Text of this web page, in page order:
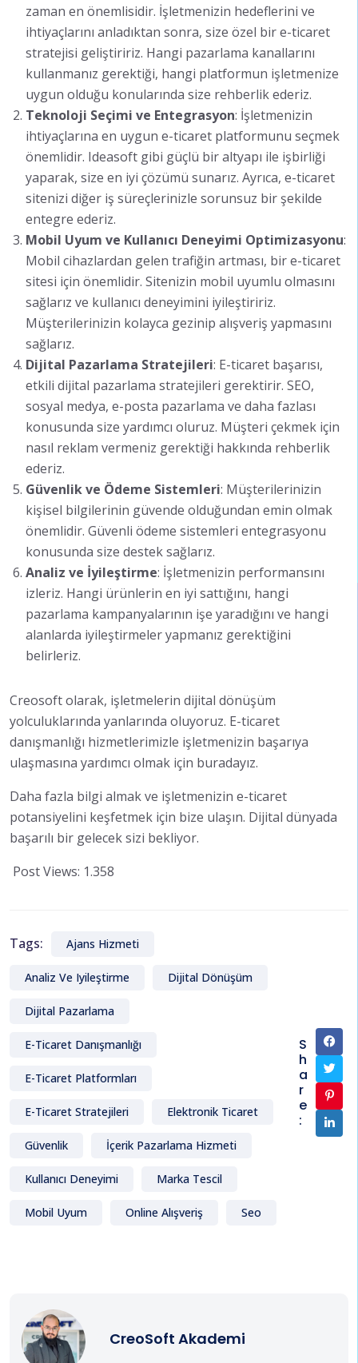
zaman en önemlisidir. İşletmenizin hedeflerini ve
ihtiyaçlarını anladıktan sonra, size özel bir e-ticaret
stratejisi geliştiririz. Hangi pazarlama kanallarını
kullanmanız gerektiği, hangi platformun işletmenize
uygun olduğu konularında size rehberlik ederiz.
Teknoloji Seçimi ve Entegrasyon: İşletmenizin
ihtiyaçlarına en uygun e-ticaret platformunu seçmek
önemlidir. Ideasoft gibi güçlü bir altyapı ile işbirliği
yaparak, size en iyi çözümü sunarız. Ayrıca, e-ticaret
sitenizi diğer iş süreçlerinizle sorunsuz bir şekilde
entegre ederiz.
Mobil Uyum ve Kullanıcı Deneyimi Optimizasyonu:
Mobil cihazlardan gelen trafiğin artması, bir e-ticaret
sitesi için önemlidir. Sitenizin mobil uyumlu olmasını
sağlarız ve kullanıcı deneyimini iyileştiririz.
Müşterilerinizin kolayca gezinip alışveriş yapmasını
sağlarız.
Dijital Pazarlama Stratejileri: E-ticaret başarısı,
etkili dijital pazarlama stratejileri gerektirir. SEO,
sosyal medya, e-posta pazarlama ve daha fazlası
konusunda size yardımcı oluruz. Müşteri çekmek için
nasıl reklam vermeniz gerektiği hakkında rehberlik
ederiz.
Güvenlik ve Ödeme Sistemleri: Müşterilerinizin
kişisel bilgilerinin güvende olduğundan emin olmak
önemlidir. Güvenli ödeme sistemleri entegrasyonu
konusunda size destek sağlarız.
Analiz ve İyileştirme: İşletmenizin performansını
izleriz. Hangi ürünlerin en iyi sattığını, hangi
pazarlama kampanyalarının işe yaradığını ve hangi
alanlarda iyileştirmeler yapmanız gerektiğini
belirleriz.
Creosoft olarak, işletmelerin dijital dönüşüm
yolculuklarında yanlarında oluyoruz. E-ticaret
danışmanlığı hizmetlerimizle işletmenizin başarıya
ulaşmasına yardımcı olmak için buradayız.
Daha fazla bilgi almak ve işletmenizin e-ticaret
potansiyelini keşfetmek için bize ulaşın. Dijital dünyada
başarılı bir gelecek sizi bekliyor.
Post Views: 1.358
Tags: Ajans Hizmeti
Analiz Ve Iyileştirme Dijital Dönüşüm
Dijital Pazarlama
E-Ticaret Danışmanlığı
E-Ticaret Platformları
E-Ticaret Stratejileri Elektronik Ticaret
Güvenlik İçerik Pazarlama Hizmeti
Kullanıcı Deneyimi Marka Tescil
Mobil Uyum Online Alışveriş Seo
S
h
a
r
e
:
CreoSoft Akademi